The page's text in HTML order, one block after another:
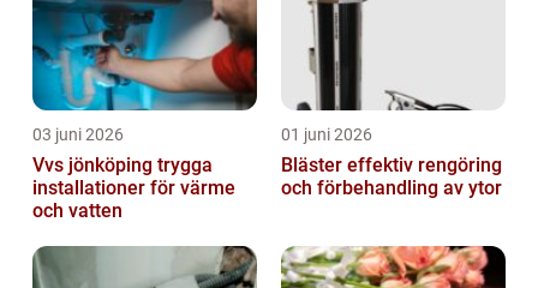
03 juni 2026
Vvs jönköping trygga
installationer för värme
och vatten
01 juni 2026
Bläster effektiv rengöring
och förbehandling av ytor